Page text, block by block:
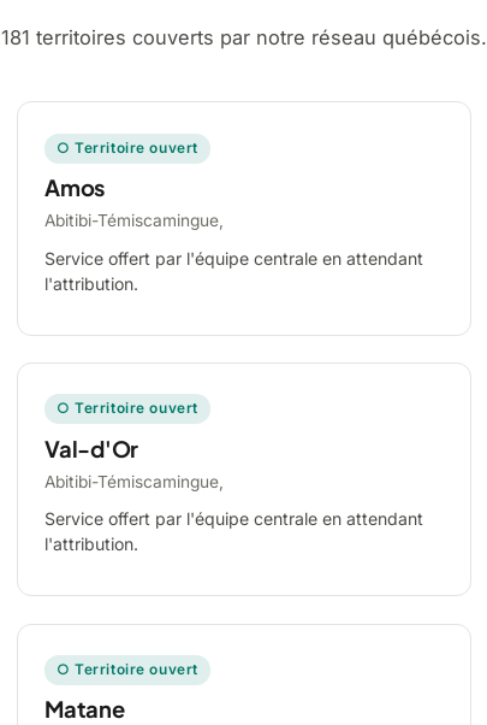
181 territoires couverts par notre réseau québécois.
○ Territoire ouvert
Amos
Abitibi-Témiscamingue,
Service offert par l'équipe centrale en attendant
l'attribution.
○ Territoire ouvert
Val-d'Or
Abitibi-Témiscamingue,
Service offert par l'équipe centrale en attendant
l'attribution.
○ Territoire ouvert
Matane